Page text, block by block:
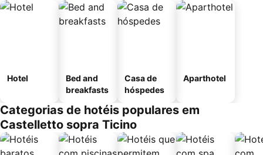
Hotel
Bed and
breakfasts
Casa de
hóspedes
Aparthotel
Categorias de hotéis populares em
Castelletto sopra Ticino